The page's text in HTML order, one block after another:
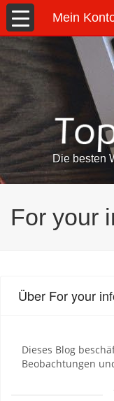
Mein
Die besten
For your
Über For your
Dieses Blog
Beobachtungen